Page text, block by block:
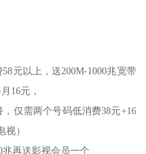
元以上，送200M-1000兆宽带
16元，
仅需两个号码低消费38元+16
）
兆再送影视会员一个